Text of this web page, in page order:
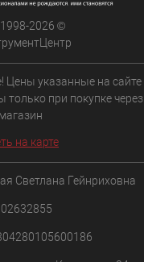
2026 ©
Цены указанные на сайте
только при покупке через
на карте
Светлана Гейнриховна